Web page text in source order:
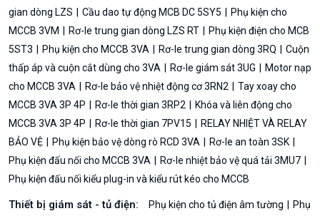
gian dòng LZS
Cầu dao tự động MCB DC 5SY5
Phụ kiện cho
MCCB 3VM
Rơ-le trung gian dòng LZS RT
Phụ kiện điện cho MCB
5ST3
Phụ kiện cho MCCB 3VA Rơ-le trung gian dòng 3RQ
Cuộn
thấp áp và cuộn cắt dùng cho 3VA
Rơ-le giám sát 3UG
Motor nạp
cho MCCB 3VA
Rơ-le bảo vệ nhiệt động cơ 3RN2
Tay xoay cho
MCCB 3VA 3P 4P
Rơ-le thời gian 3RP2
Khóa và liên động cho
MCCB 3VA 3P 4P
Rơ-le thời gian 7PV15
RELAY NHIỆT VÀ RELAY
BẢO VỆ
Phụ kiện bảo vệ dòng rò RCD 3VA
Rơ-le an toàn 3SK
Phụ kiện đấu nối cho MCCB 3VA
Rơ-le nhiệt bảo vệ quá tải 3MU7
Phụ kiện đấu nối kiểu plug-in và kiểu rút kéo cho MCCB
Thiết bị giám sát - tủ điện: Phụ kiện cho tủ điện âm tường
Phụ